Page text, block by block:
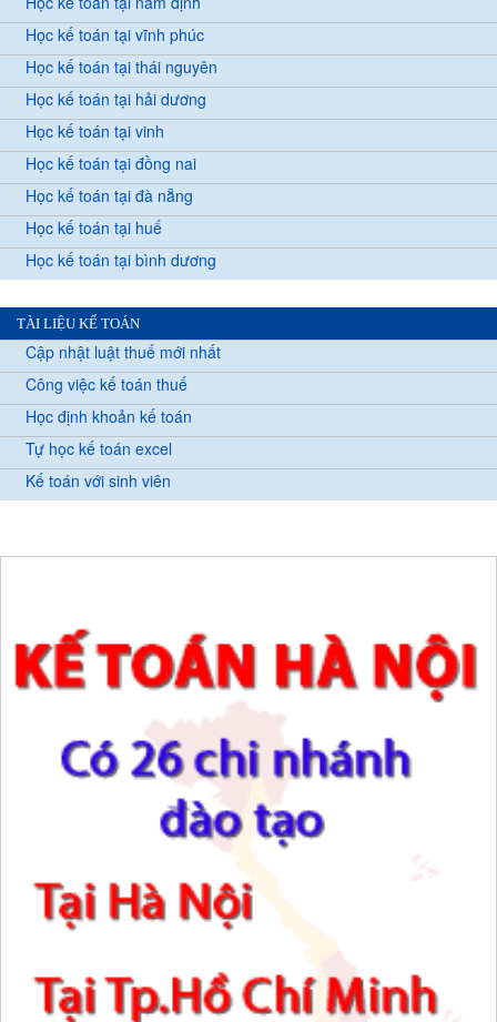
Học kế toán tại vĩnh phúc
Học kế toán tại thái nguyên
Học kế toán tại hải dương
Học kế toán tại vinh
Học kế toán tại đồng nai
Học kế toán tại đà nẵng
Học kế toán tại huế
Học kế toán tại bình dương
TÀI LIỆU KẾ TOÁN
Cập nhật luật thuế mới nhất
Công việc kế toán thuế
Học định khoản kế toán
Tự học kế toán excel
Kế toán với sinh viên